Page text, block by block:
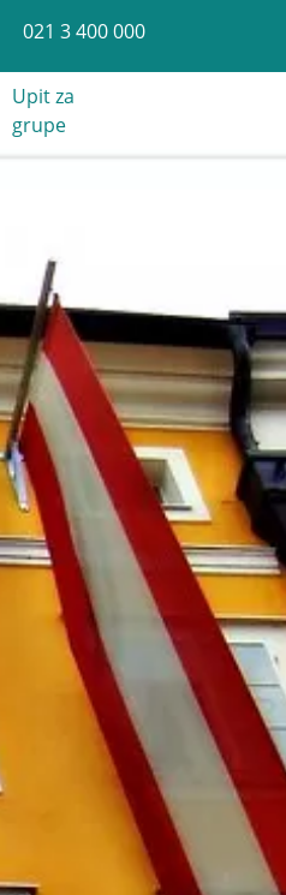
021 3 400 000
Upit za
grupe